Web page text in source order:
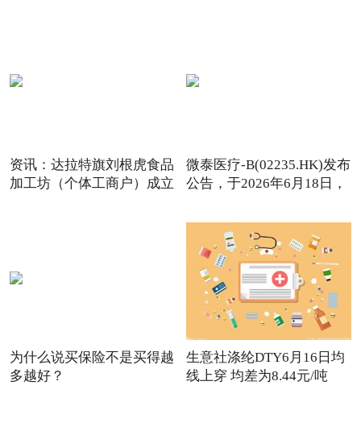
资讯：达拉特旗刘根虎食品
加工坊（个体工商户）成立
微泰医疗-B(02235.HK)发布
公告，于2026年6月18日，
为什么说买保险不是买得越
多越好？
生意社涤纶DTY6月16日均
线上穿 均差为8.44元/吨